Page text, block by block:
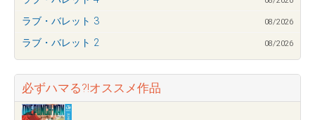
ラブ・バレット 3 08/2026
ラブ・バレット 2 08/2026
必ずハマる?!オススメ作品